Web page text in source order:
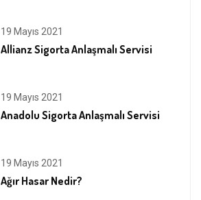
19 Mayıs 2021
Allianz Sigorta Anlaşmalı Servisi
19 Mayıs 2021
Anadolu Sigorta Anlaşmalı Servisi
19 Mayıs 2021
Ağır Hasar Nedir?